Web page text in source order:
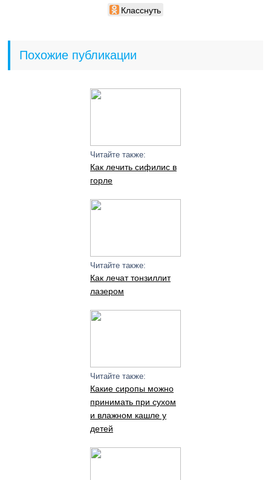
Класснуть
Похожие публикации
Читайте также:
Как лечить сифилис в
горле
Читайте также:
Как лечат тонзиллит
лазером
Читайте также:
Какие сиропы можно
принимать при сухом
и влажном кашле у
детей